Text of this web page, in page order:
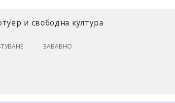
и свободна култура
Skip
to
ЗАБАВНО